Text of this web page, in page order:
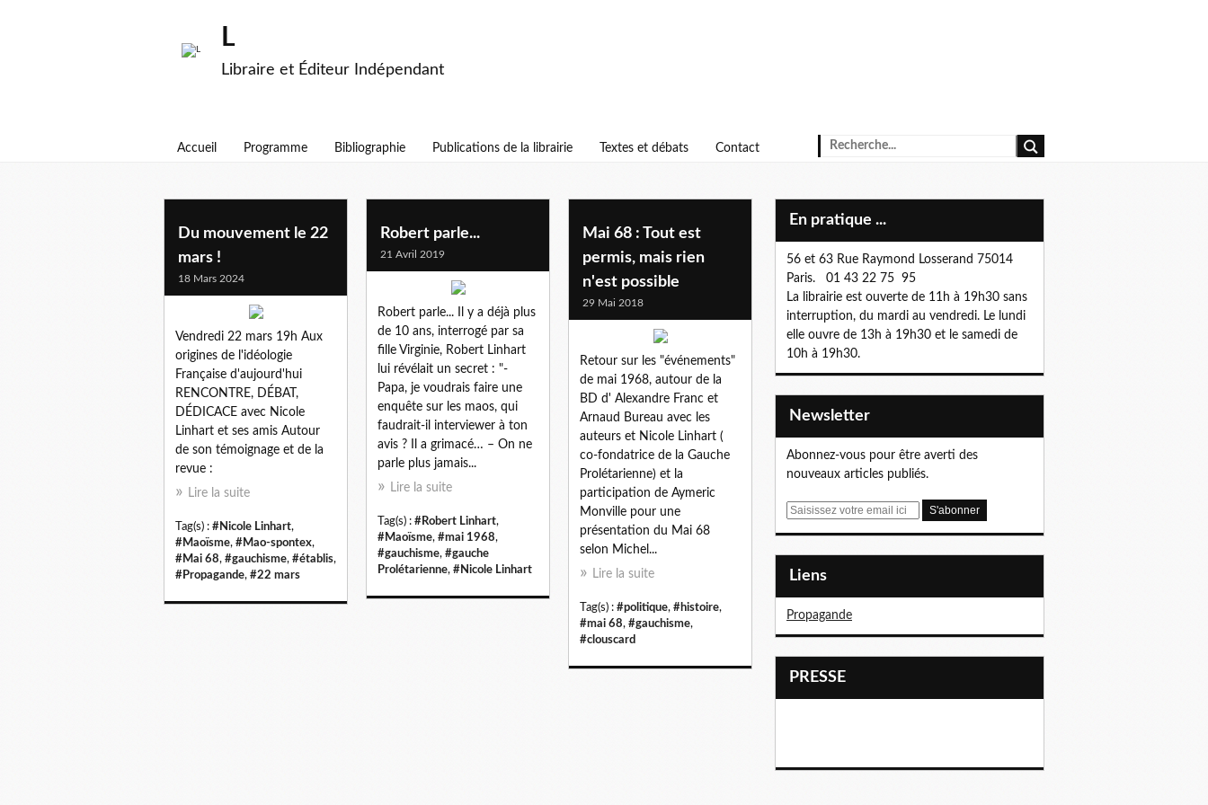
L
Libraire et Éditeur Indépendant
Accueil Programme Bibliographie Publications de la librairie Textes et débats Contact
gauchisme
Du mouvement le 22
mars !
18 Mars 2024
Vendredi 22 mars 19h Aux
origines de l'idéologie
Française d'aujourd'hui
RENCONTRE, DÉBAT,
DÉDICACE avec Nicole
Linhart et ses amis Autour
de son témoignage et de la
revue :
Lire la suite
Tag(s) : #Nicole Linhart,
#Maoïsme, #Mao-spontex,
#Mai 68, #gauchisme, #établis,
#Propagande, #22 mars
Robert parle...
21 Avril 2019
Robert parle... Il y a déjà plus
de 10 ans, interrogé par sa
fille Virginie, Robert Linhart
lui révélait un secret : "-
Papa, je voudrais faire une
enquête sur les maos, qui
faudrait-il interviewer à ton
avis ? Il a grimacé… – On ne
parle plus jamais...
Lire la suite
Tag(s) : #Robert Linhart,
#Maoïsme, #mai 1968,
#gauchisme, #gauche
Prolétarienne, #Nicole Linhart
Mai 68 : Tout est
permis, mais rien
n'est possible
29 Mai 2018
Retour sur les "événements"
de mai 1968, autour de la
BD d' Alexandre Franc et
Arnaud Bureau avec les
auteurs et Nicole Linhart (
co-fondatrice de la Gauche
Prolétarienne) et la
participation de Aymeric
Monville pour une
présentation du Mai 68
selon Michel...
Lire la suite
Tag(s) : #politique, #histoire,
#mai 68, #gauchisme,
#clouscard
En pratique ...
56 et 63 Rue Raymond Losserand 75014
Paris. 01 43 22 75 95
La librairie est ouverte de 11h à 19h30 sans
interruption, du mardi au vendredi. Le lundi
elle ouvre de 13h à 19h30 et le samedi de
10h à 19h30.
Newsletter
Abonnez-vous pour être averti des
nouveaux articles publiés.
E
Liens
Propagande
PRESSE